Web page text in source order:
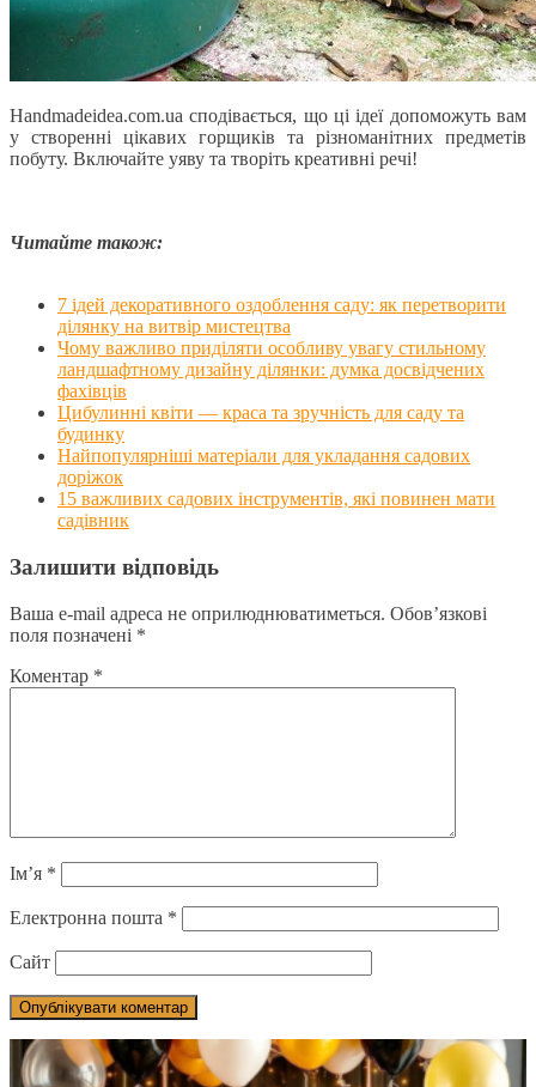
Handmadeidea.com.ua сподівається, що ці ідеї допоможуть вам
у створенні цікавих горщиків та різноманітних предметів
побуту. Включайте уяву та творіть креативні речі!
Читайте також:
7 ідей декоративного оздоблення саду: як перетворити
ділянку на витвір мистецтва
Чому важливо приділяти особливу увагу стильному
ландшафтному дизайну ділянки: думка досвідчених
фахівців
Цибулинні квіти — краса та зручність для саду та
будинку
Найпопулярніші матеріали для укладання садових
доріжок
15 важливих садових інструментів, які повинен мати
садівник
Залишити відповідь
Ваша e-mail адреса не оприлюднюватиметься. Обов’язкові
поля позначені *
Коментар *
Ім’я *
Електронна пошта *
Сайт